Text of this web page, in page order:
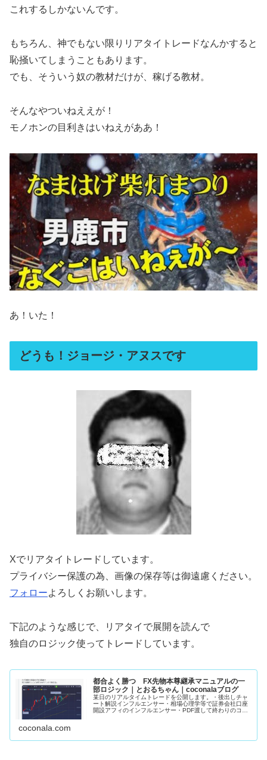
これするしかないんです。
もちろん、神でもない限りリアタイトレードなんかすると
恥掻いてしまうこともあります。
でも、そういう奴の教材だけが、稼げる教材。
そんなやついねええが！
モノホンの目利きはいねえがああ！
あ！いた！
どうも！ジョージ・アヌスです
Xでリアタイトレードしています。
プライバシー保護の為、画像の保存等は御遠慮ください。
フォローよろしくお願いします。
下記のような感じで、リアタイで展開を読んで
独自のロジック使ってトレードしています。
都合よく勝つ FX先物本尊継承マニュアルの一
部ロジック｜とおるちゃん｜coconalaブログ
某日のリアルタイムトレードを公開します。・後出しチャ
ート解説インフルエンサー・相場心理学等で証券会社口座
開設アフィのインフルエンサー・PDF渡して終わりのココ
coconala.com